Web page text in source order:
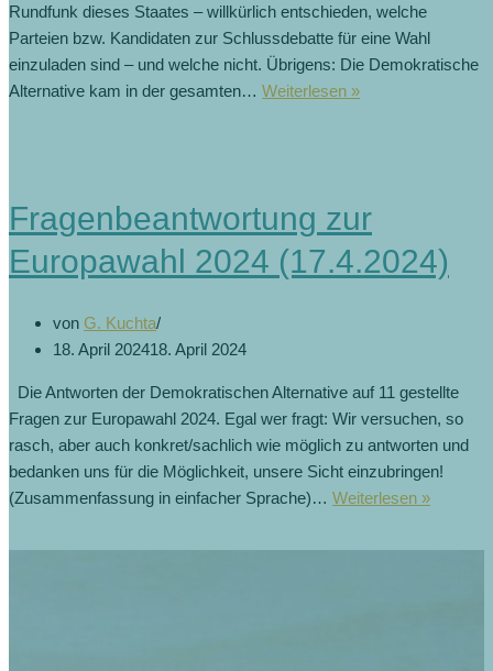
Rundfunk dieses Staates – willkürlich entschieden, welche
Parteien bzw. Kandidaten zur Schlussdebatte für eine Wahl
einzuladen sind – und welche nicht. Übrigens: Die Demokratische
Alternative kam in der gesamten… Weiterlesen »
Fragenbeantwortung zur
Europawahl 2024 (17.4.2024)
von G. Kuchta
18. April 202418. April 2024
Die Antworten der Demokratischen Alternative auf 11 gestellte
Fragen zur Europawahl 2024. Egal wer fragt: Wir versuchen, so
rasch, aber auch konkret/sachlich wie möglich zu antworten und
bedanken uns für die Möglichkeit, unsere Sicht einzubringen!
(Zusammenfassung in einfacher Sprache)… Weiterlesen »